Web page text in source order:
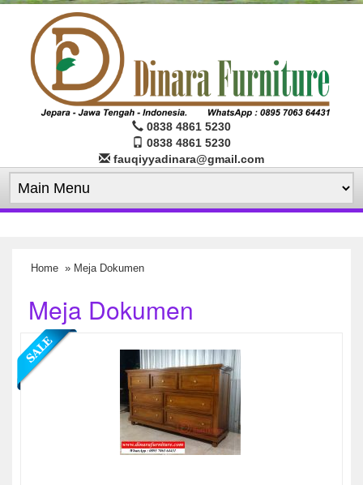
0838 4861 5230
0838 4861 5230
fauqiyyadinara@gmail.com
Home » Meja Dokumen
Meja Dokumen